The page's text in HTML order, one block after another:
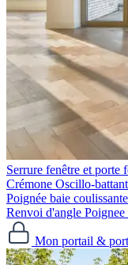
Serrure fenêtre et porte
Crémone Oscillo-battant
Poignée baie coulissante
Renvoi d'angle Poignee
Mon portail &